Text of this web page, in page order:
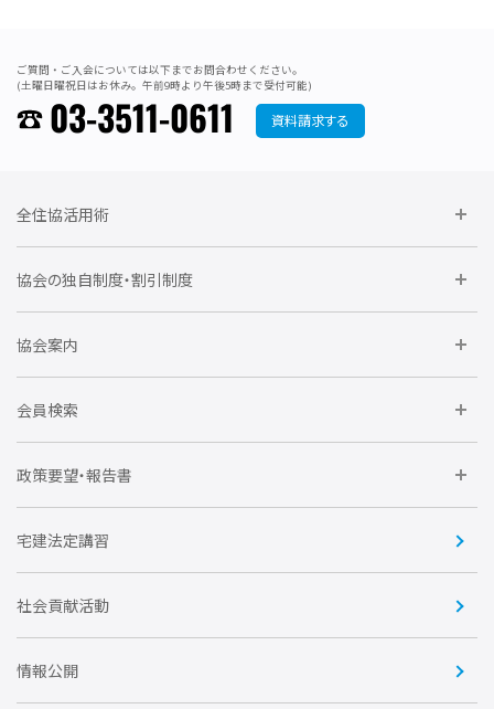
ご質問・ご入会については以下までお問合わせください。
(土曜日曜祝日はお休み。午前9時より午後5時まで受付可能)
03-3511-0611 資料請求する
全住協活用術
委員会に参加しよう
要望活動に参加しよう
協会の独自制度・割引制度
住宅瑕疵担保責任保険割引制度
全住協NET
不動産後見アドバイザー資格講習
会
全住協ビジネスショップ
協会案内
運営組織
トライアル会員制度
会員検索
企業会員
賛助会員
政策要望・報告書
住宅・土地税制改正要望
優良事業表彰
宅建法定講習
社会貢献活動
情報公開